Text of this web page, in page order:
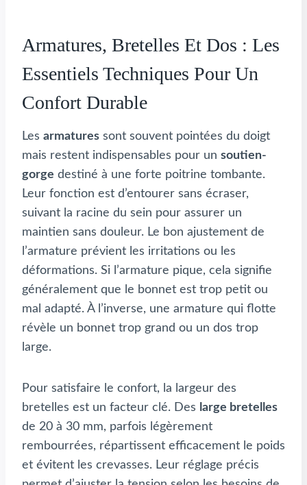
Armatures, Bretelles Et Dos : Les
Essentiels Techniques Pour Un
Confort Durable
Les armatures sont souvent pointées du doigt
mais restent indispensables pour un soutien-
gorge destiné à une forte poitrine tombante.
Leur fonction est d’entourer sans écraser,
suivant la racine du sein pour assurer un
maintien sans douleur. Le bon ajustement de
l’armature prévient les irritations ou les
déformations. Si l’armature pique, cela signifie
généralement que le bonnet est trop petit ou
mal adapté. À l’inverse, une armature qui flotte
révèle un bonnet trop grand ou un dos trop
large.
Pour satisfaire le confort, la largeur des
bretelles est un facteur clé. Des large bretelles
de 20 à 30 mm, parfois légèrement
rembourrées, répartissent efficacement le poids
et évitent les crevasses. Leur réglage précis